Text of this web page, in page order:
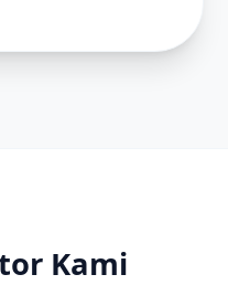
Kami